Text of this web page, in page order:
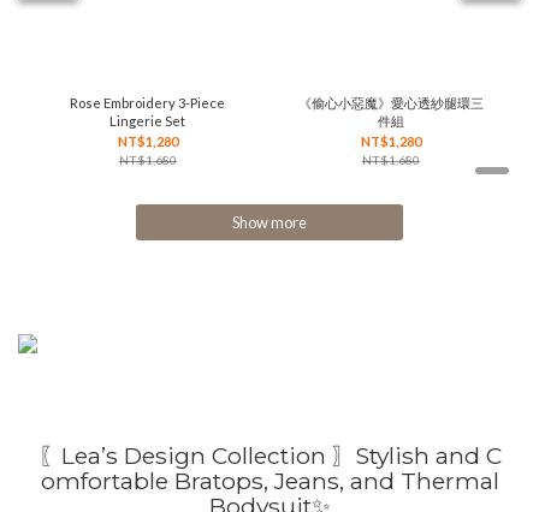
Rose Embroidery 3-Piece
Lingerie Set
NT$1,280
NT$1,680
《偷心小惡魔》愛心透紗腿環三
件組
NT$1,280
NT$1,680
Show more
〖Lea’s Design Collection 〗Stylish and C
omfortable Bratops, Jeans, and Thermal
Bodysuit✨